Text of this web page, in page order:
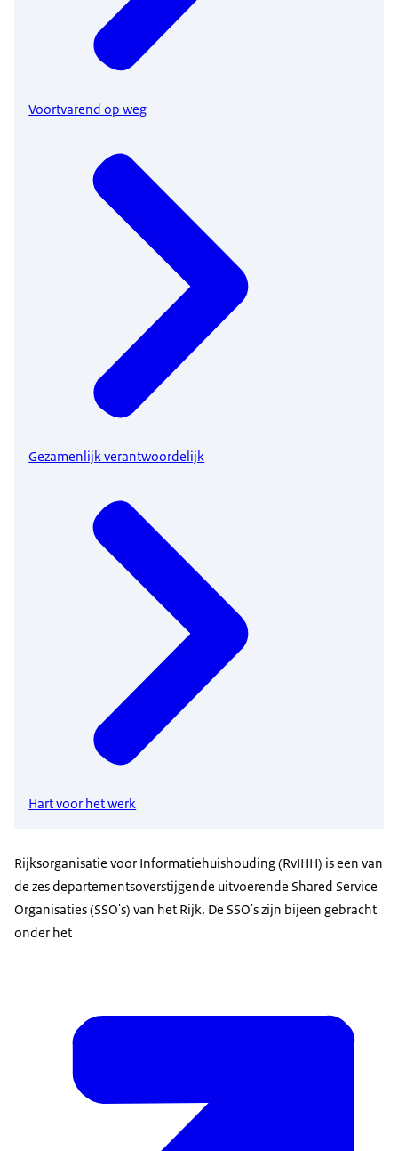
Voortvarend op weg
Gezamenlijk verantwoordelijk
Hart voor het werk
Rijksorganisatie voor Informatiehuishouding (RvIHH) is een van
de zes departementsoverstijgende uitvoerende Shared Service
Organisaties (SSO's) van het Rijk. De SSO's zijn bijeen gebracht
onder het